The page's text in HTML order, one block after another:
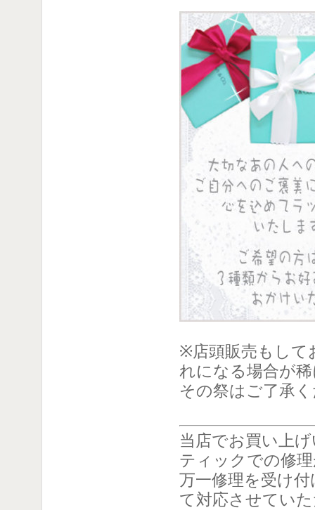
※店頭販売もして
れになる場合が
その祭はご了承
当店でお買い上
ティックでの修
万一修理を受け
て対応させてい